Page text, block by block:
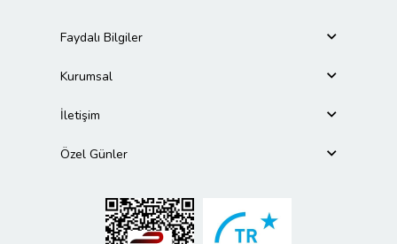
Faydalı Bilgiler
Kurumsal
İletişim
Özel Günler